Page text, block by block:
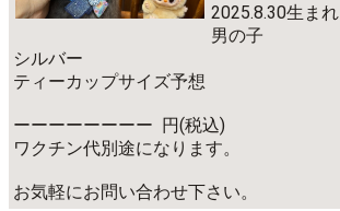
2025.8.30生まれ
男の子
シルバー
ティーカップサイズ予想
ーーーーーーーー 円(税込)
ワクチン代別途になります。
お気軽にお問い合わせ下さい。